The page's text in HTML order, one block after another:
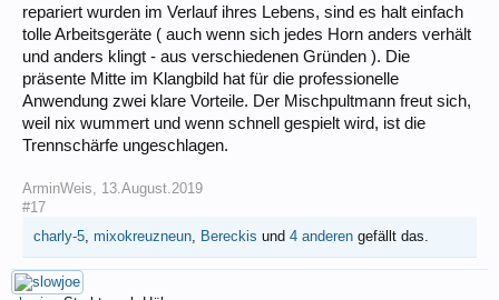
repariert wurden im Verlauf ihres Lebens, sind es halt einfach
tolle Arbeitsgeräte ( auch wenn sich jedes Horn anders verhält
und anders klingt - aus verschiedenen Gründen ). Die
präsente Mitte im Klangbild hat für die professionelle
Anwendung zwei klare Vorteile. Der Mischpultmann freut sich,
weil nix wummert und wenn schnell gespielt wird, ist die
Trennschärfe ungeschlagen.
ArminWeis
13.August.2019
#17
charly-5 mixokreuzneun Bereckis und 4 anderen gefällt das.